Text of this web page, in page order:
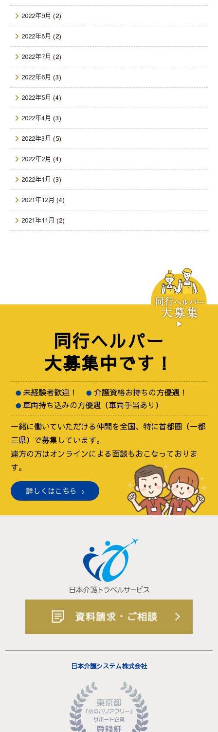
2022年9月 (2)
2022年8月 (2)
2022年7月 (2)
2022年6月 (3)
2022年5月 (4)
2022年4月 (3)
2022年3月 (5)
2022年2月 (4)
2022年1月 (3)
2021年12月 (4)
2021年11月 (2)
同行ヘルパー
大募集中です！
未経験者歓迎！
介護資格お持ちの方優遇！
車両持ち込みの方優遇（車両手当あり）
一緒に働いていただける仲間を全国、特に首都圏（一都
三県）で募集しています。
遠方の方はオンラインによる面談もおこなっておりま
す。
詳しくはこちら
日本介護システム株式会社